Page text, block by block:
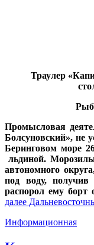
Траулер
Промысловая
Болсуновский», не
Беринговом море
льдиной.
автономного
под воду, получив
распорол ему борт
далее
Информационная